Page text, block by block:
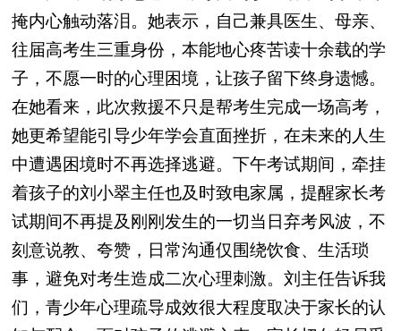
掩内心触动落泪。她表示，自己兼具医生、母亲、
往届高考生三重身份，本能地心疼苦读十余载的学
子，不愿一时的心理困境，让孩子留下终身遗憾。
在她看来，此次救援不只是帮考生完成一场高考，
她更希望能引导少年学会直面挫折，在未来的人生
中遭遇困境时不再选择逃避。下午考试期间，牵挂
着孩子的刘小翠主任也及时致电家属，提醒家长考
试期间不再提及刚刚发生的一切当日弃考风波，不
刻意说教、夸赞，日常沟通仅围绕饮食、生活琐
事，避免对考生造成二次心理刺激。刘主任告诉我
们，青少年心理疏导成效很大程度取决于家长的认